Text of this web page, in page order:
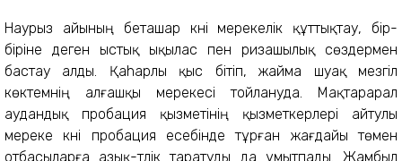
Наурыз айының беташар күні мерекелік құттықтау, бір-
біріне деген ыстық ықылас пен ризашылық сөздермен
бастау алды. Қаhарлы қыс бітіп, жайма шуақ мезгіл
көктемнің алғашқы мерекесі тойлануда. Мақтарарал
аудандық пробация қызметінің қызметкерлері айтулы
мереке күні пробация есебінде тұрған жағдайы төмен
отбасыларға азық-түлік таратуды да ұмытпады. Жамбыл